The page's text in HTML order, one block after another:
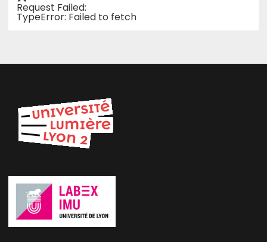
Request Failed:
TypeError: Failed to fetch